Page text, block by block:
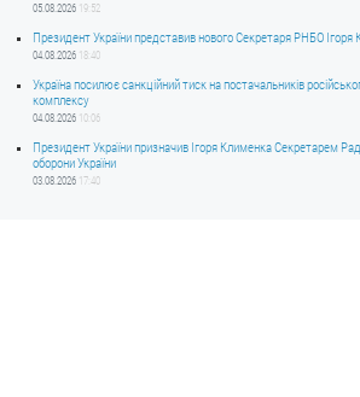
05.08.2026 19:52
Президент України представив нового Секретаря РНБО Ігоря
04.08.2026 18:40
Україна посилює санкційний тиск на постачальників
комплексу
04.08.2026 10:06
Президент України призначив Ігоря Клименка Секретарем
оборони України
03.08.2026 17:40